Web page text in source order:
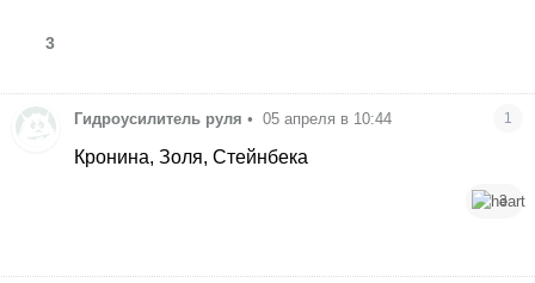
3
Гидроусилитель руля • 05 апреля в 10:44 1
Кронина, Золя, Стейнбека
3